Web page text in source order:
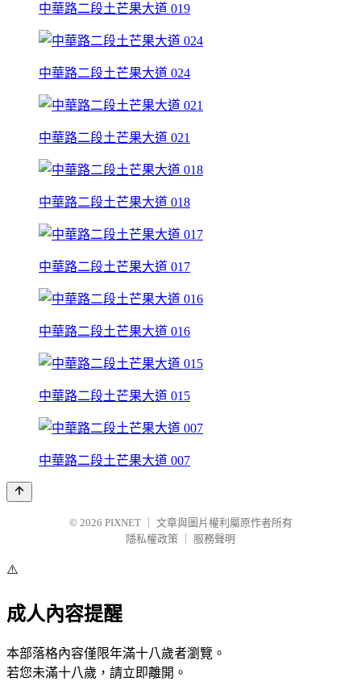
中華路二段土芒果大道 019
中華路二段土芒果大道 024
中華路二段土芒果大道 021
中華路二段土芒果大道 018
中華路二段土芒果大道 017
中華路二段土芒果大道 016
中華路二段土芒果大道 015
中華路二段土芒果大道 007
© 2026 PIXNET
文章與圖片權利屬原作者所有
隱私權政策
服務聲明
⚠️
成人內容提醒
本部落格內容僅限年滿十八歲者瀏覽。
若您未滿十八歲，請立即離開。